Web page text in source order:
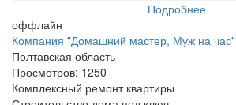
Подробнее
оффлайн
Компания "Домашний мастер, Муж на час"
Полтавская область
Просмотров: 1250
Комплексный ремонт квартиры